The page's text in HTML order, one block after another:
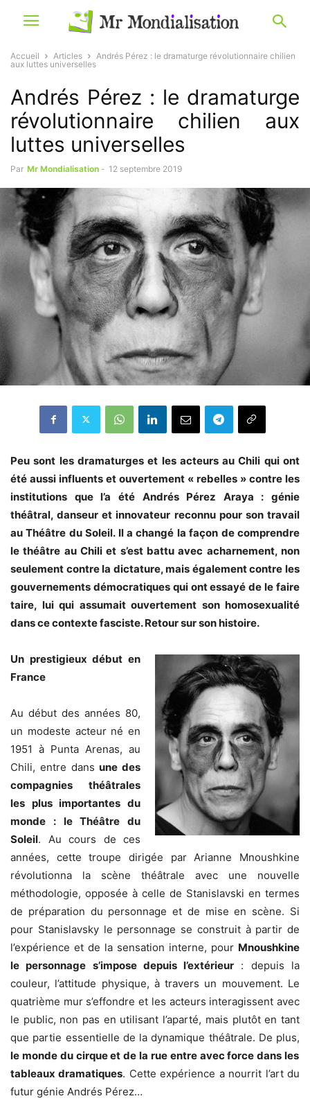
Accueil Articles
Andrés Pérez : le dramaturge révolutionnaire chilien
aux luttes universelles
Andrés Pérez : le dramaturge
révolutionnaire chilien aux
luttes universelles
Par Mr Mondialisation - 12 septembre 2019
Peu sont les dramaturges et les acteurs au Chili qui ont
été aussi influents et ouvertement « rebelles » contre les
institutions que l’a été Andrés Pérez Araya : génie
théâtral, danseur et innovateur reconnu pour son travail
au Théâtre du Soleil. Il a changé la façon de comprendre
le théâtre au Chili et s’est battu avec acharnement, non
seulement contre la dictature, mais également contre les
gouvernements démocratiques qui ont essayé de le faire
taire, lui qui assumait ouvertement son homosexualité
dans ce contexte fasciste. Retour sur son histoire.
Un prestigieux début en
France
Au début des années 80,
un modeste acteur né en
1951 à Punta Arenas, au
Chili, entre dansune des
compagnies théâtrales
les plus importantes du
monde : le Théâtre du
Soleil. Au cours de ces
années, cette troupe dirigée par Arianne Mnoushkine
révolutionna la scène théâtrale avec une nouvelle
méthodologie, opposée à celle de Stanislavski en termes
de préparation du personnage et de mise en scène. Si
pour Stanislavsky le personnage se construit à partir de
l’expérience et de la sensation interne, pour Mnoushkine
le personnage s’impose depuis l’extérieur : depuis la
couleur, l’attitude physique, à travers un mouvement. Le
quatrième mur s’effondre et les acteurs interagissent avec
le public, non pas en utilisant l’aparté, mais plutôt en tant
que partie essentielle de la dynamique théâtrale. De plus,
le monde du cirque et de la rue entre avec force dans les
tableaux dramatiques. Cette expérience a nourrit l’art du
futur génie Andrés Pérez…